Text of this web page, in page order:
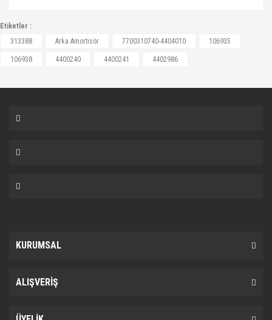
Etiketler :
313388
Arka Amortisör 7700310740-4404010 106935
106938 4400240 4400241 4402986
KURUMSAL
ALIŞVERİŞ